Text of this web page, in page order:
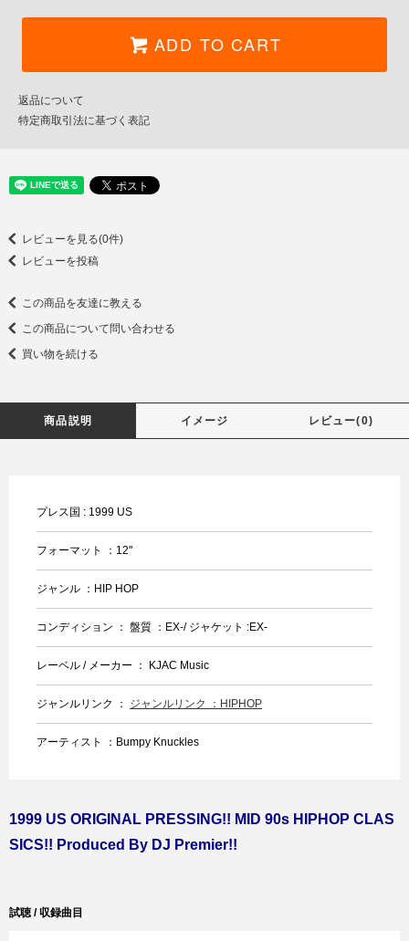
ADD TO CART
返品について
特定商取引法に基づく表記
レビューを見る(0件)
レビューを投稿
この商品を友達に教える
この商品について問い合わせる
買い物を続ける
商品説明 イメージ レビュー(0)
プレス国 : 1999 US
フォーマット ：12"
ジャンル ：HIP HOP
コンディション ： 盤質 ：EX-/ ジャケット :EX-
レーベル / メーカー ： KJAC Music
ジャンルリンク ： ジャンルリンク ：HIPHOP
アーティスト ：Bumpy Knuckles
1999 US ORIGINAL PRESSING!! MID 90s HIPHOP CLAS
SICS!! Produced By DJ Premier!!
試聴 / 収録曲目